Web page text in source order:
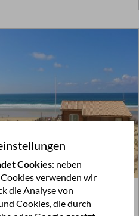
durch…
Region Nouvelle-
Cookies: neben
verwenden wir
die Analyse von
Cookies, die durch